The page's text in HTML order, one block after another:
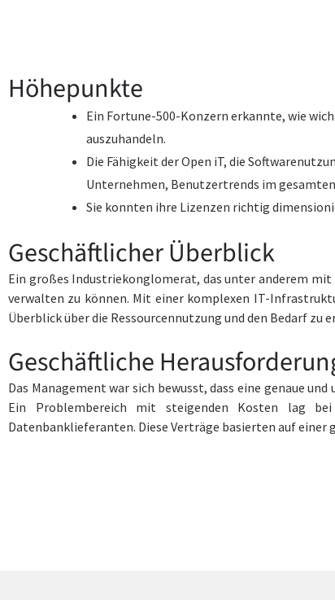
Höhepunkte
Ein Fortune-500-Konzern erkannte, wie
auszuhandeln.
Die Fähigkeit der Open iT, die
Unternehmen, Benutzertrends im
Sie konnten ihre Lizenzen richtig
Geschäftlicher Überblick
Ein großes Industriekonglomerat, das unter anderem
verwalten zu können. Mit einer komplexen IT-
Überblick über die Ressourcennutzung und den Bedarf zu
Geschäftliche
Das Management war sich bewusst, dass eine genaue
Ein Problembereich mit steigenden Kosten lag
Datenbanklieferanten. Diese Verträge basierten auf